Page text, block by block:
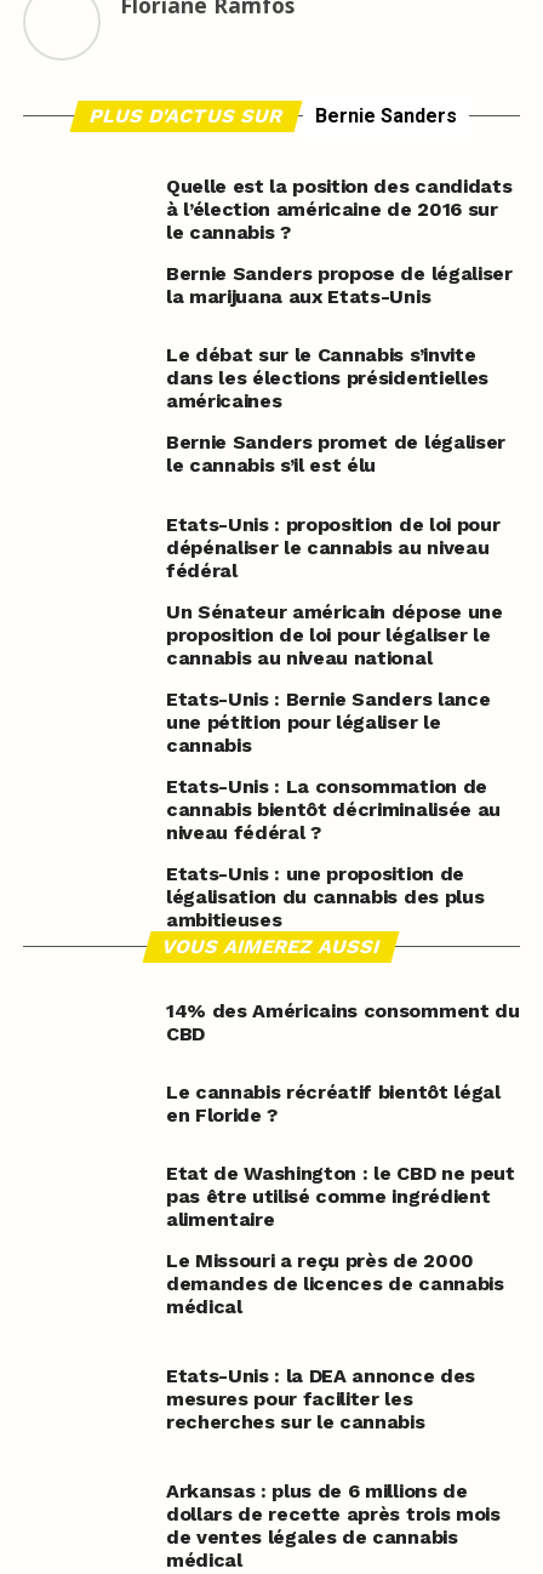
PLUS D'ACTUS SUR Bernie Sanders
Quelle est la position des candidats
à l’élection américaine de 2016 sur
le cannabis ?
Bernie Sanders propose de légaliser
la marijuana aux Etats-Unis
Le débat sur le Cannabis s’invite
dans les élections présidentielles
américaines
Bernie Sanders promet de légaliser
le cannabis s’il est élu
Etats-Unis : proposition de loi pour
dépénaliser le cannabis au niveau
fédéral
Un Sénateur américain dépose une
proposition de loi pour légaliser le
cannabis au niveau national
Etats-Unis : Bernie Sanders lance
une pétition pour légaliser le
cannabis
Etats-Unis : La consommation de
cannabis bientôt décriminalisée au
niveau fédéral ?
Etats-Unis : une proposition de
légalisation du cannabis des plus
ambitieuses
VOUS AIMEREZ AUSSI
14% des Américains consomment du
CBD
Le cannabis récréatif bientôt légal
en Floride ?
Etat de Washington : le CBD ne peut
pas être utilisé comme ingrédient
alimentaire
Le Missouri a reçu près de 2000
demandes de licences de cannabis
médical
Etats-Unis : la DEA annonce des
mesures pour faciliter les
recherches sur le cannabis
Arkansas : plus de 6 millions de
dollars de recette après trois mois
de ventes légales de cannabis
médical